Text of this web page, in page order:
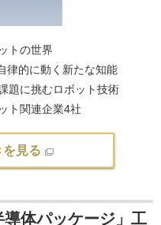
トの世界
律的に動く新たな知能
題に挑むロボット技術
ト関連企業4社
を見る
体パッケージ」工